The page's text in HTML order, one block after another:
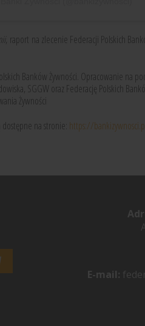
, raport na zlecenie Federacji Polskich
Banków Żywności. Opracowanie na
SGGW oraz Federację Polskich
Żywności
na stronie: https://
E-mail: